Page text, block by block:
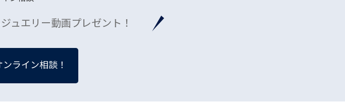
ュエリー動画プレゼント！
ンライン相談！